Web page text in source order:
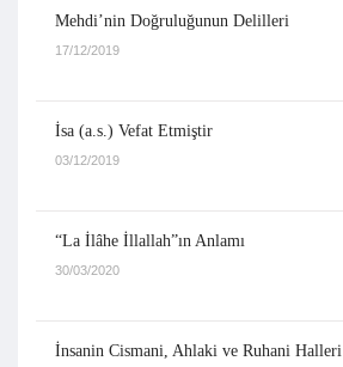
Mehdi’nin Doğruluğunun Delilleri
17/12/2019
İsa (a.s.) Vefat Etmiştir
03/12/2019
“La İlâhe İllallah”ın Anlamı
30/03/2020
İnsanin Cismani, Ahlaki ve Ruhani Halleri